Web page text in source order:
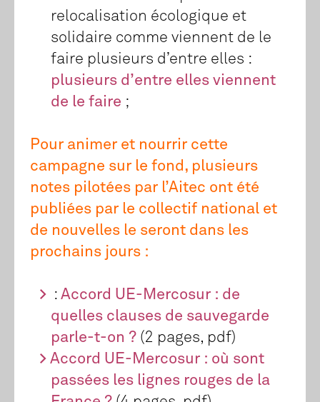
relocalisation écologique et
solidaire comme viennent de le
faire plusieurs d’entre elles :
plusieurs d’entre elles viennent
de le faire ;
Pour animer et nourrir cette
campagne sur le fond, plusieurs
notes pilotées par l’Aitec ont été
publiées par le collectif national et
de nouvelles le seront dans les
prochains jours :
:Accord UE-Mercosur : de
quelles clauses de sauvegarde
parle-t-on ?(2 pages, pdf)
Accord UE-Mercosur : où sont
passées les lignes rouges de la